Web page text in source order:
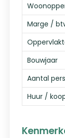
Marge /
Bouwjaar
Aantal
Huur /